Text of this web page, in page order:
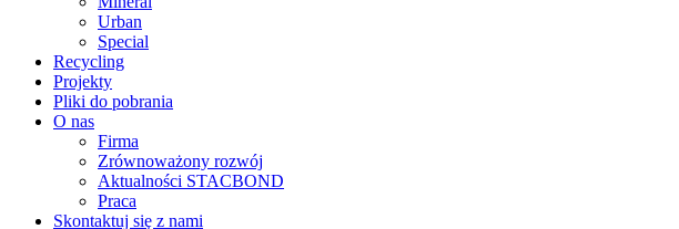
Urban
Special
Recycling
Projekty
Pliki do pobrania
O nas
Firma
Zrównoważony rozwój
Aktualności STACBOND
Praca
Skontaktuj się z nami